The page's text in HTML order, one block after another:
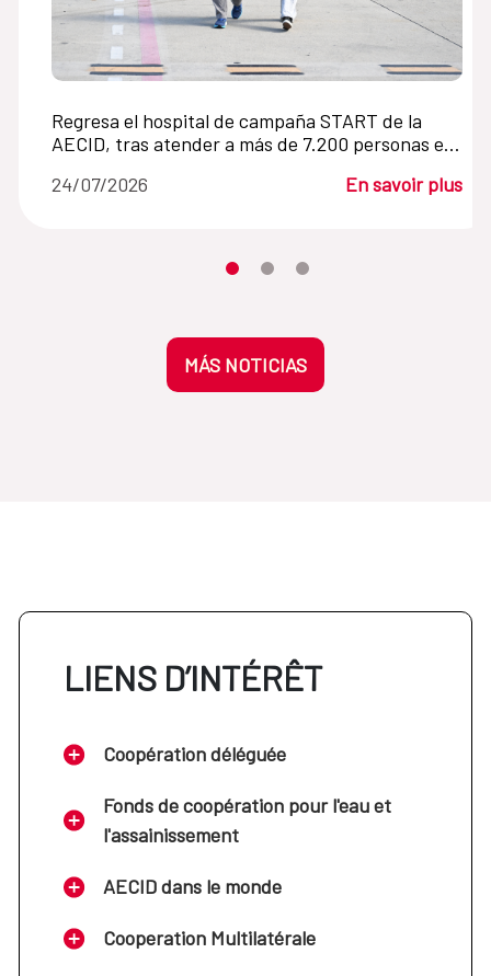
Regresa el hospital de campaña START de la
AECID, tras atender a más de 7.200 personas en
24/07/2026 En savoir plus
Desplaza el carrusel hasta su
Desplaza el carrusel hasta su
Desplaza el carrusel
MÁS NOTICIAS
LIENS D’INTÉRÊT
Coopération déléguée
Fonds de coopération pour l'eau et
l'assainissement
AECID dans le monde
Cooperation Multilatérale